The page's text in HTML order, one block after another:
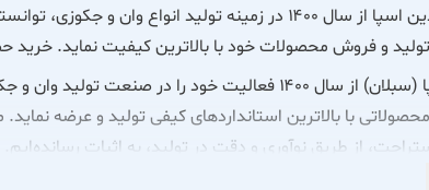
شرکت آذین اسپا از سال ۱۴۰۰ در زمینه تولید
تولید و فروش محصولات خود با بالاترین کیفیت نماید.
آذین اسپا (سبلان) از سال ۱۴۰۰ فعالیت خود را
با بالاترین استانداردهای کیفی تولید و عرضه
از طریق نوآوری و دقت در تولید، به اثبات رسانده‌ایم.